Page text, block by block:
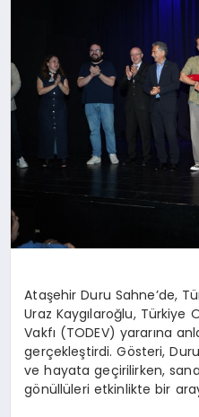
Ataşehir Duru Sahne’de,
Uraz Kaygılaroğlu, Türkiye
Vakfı (TODEV) yararına
gerçekleştirdi. Gösteri,
ve hayata geçirilirken,
gönüllüleri etkinlikte bir